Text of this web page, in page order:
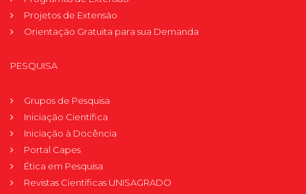
Projetos de Extensão
Orientação Gratuita para sua Demanda
PESQUISA
Grupos de Pesquisa
Iniciação Científica
Iniciação à Docência
Portal Capes
Ética em Pesquisa
Revistas Científicas UNISAGRADO